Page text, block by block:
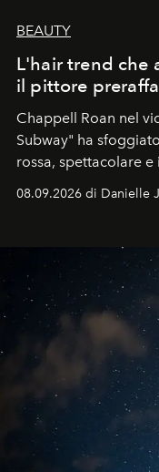
BEAUTY
L'hair trend che
il pittore
Chappell Roan nel
Subway" ha
rossa, spettacolare
08.09.2026 di Danielle